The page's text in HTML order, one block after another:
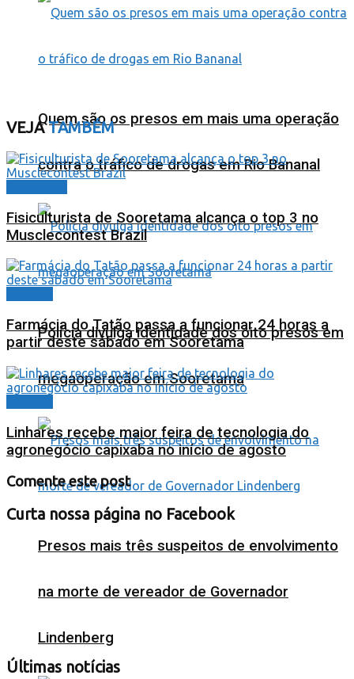
Quem são os presos em mais uma operação
contra o tráfico de drogas em Rio Bananal
Polícia divulga identidade dos oito presos em
megaoperação em Sooretama
Presos mais três suspeitos de envolvimento
na morte de vereador de Governador
Lindenberg
VEJATAMBÉM
Fisiculturista de Sooretama alcança o top 3 no
Musclecontest Brazil
Farmácia do Tatão passa a funcionar 24 horas a
partir deste sábado em Sooretama
Linhares recebe maior feira de tecnologia do
agronegócio capixaba no início de agosto
Comente este post
Curta nossa página no Facebook
Últimas notícias